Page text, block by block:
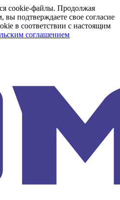
cookie-файлы. Продолжая
вы подтверждаете свое согласие
в соответствии с настоящим
соглашением